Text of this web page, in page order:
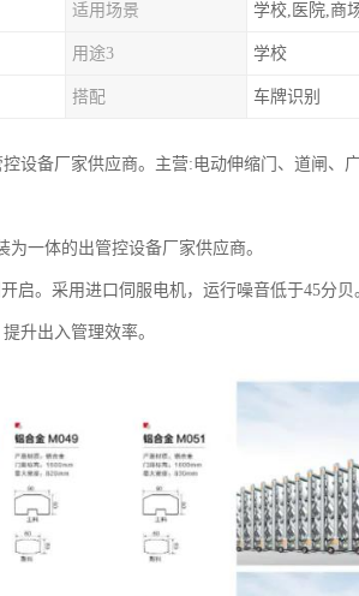
适用场景 学校,医院,商
用途3 学校
搭配 车牌识别
设备厂家供应商。主营:电动伸缩门、道闸、
一体的出管控设备厂家供应商。
启。采用进口伺服电机，运行噪音低于45分
升出入管理效率。